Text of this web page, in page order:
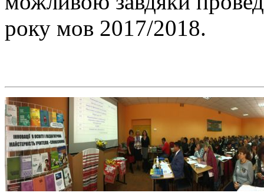
року мов 2017/2018.